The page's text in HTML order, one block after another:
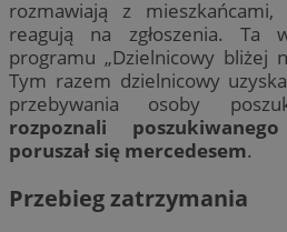
rozmawiają z
reagują na zgłoszenia. Ta
programu „Dzielnicowy bliżej
Tym razem dzielnicowy
przebywania osoby
rozpoznali
poruszał się mercedesem.
Przebieg zatrzymania